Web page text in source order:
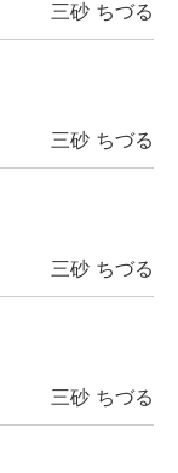
三砂 ちづる
三砂 ちづる
三砂 ちづる
三砂 ちづる